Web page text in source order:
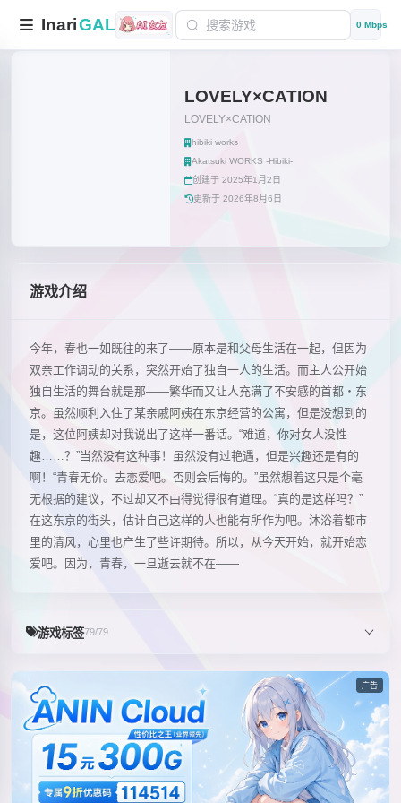
InariGAL 0 Mbps
LOVELY×CATION
LOVELY×CATION
hibiki works
Akatsuki WORKS -Hibiki-
创建于 2025年1月2日
更新于 2026年8月6日
游戏介绍
今年，春也一如既往的来了――原本是和父母生活在一起，但因为
双亲工作调动的关系，突然开始了独自一人的生活。而主人公开始
独自生活的舞台就是那――繁华而又让人充满了不安感的首都・东
京。虽然顺利入住了某亲戚阿姨在东京经营的公寓，但是没想到的
是，这位阿姨却对我说出了这样一番话。“难道，你对女人没性
趣……？”当然没有这种事！虽然没有过艳遇，但是兴趣还是有的
啊！“青春无价。去恋爱吧。否则会后悔的。”虽然想着这只是个毫
无根据的建议，不过却又不由得觉得很有道理。“真的是这样吗？”
在这东京的街头，估计自己这样的人也能有所作为吧。沐浴着都市
里的清风，心里也产生了些许期待。所以，从今天开始，就开始恋
爱吧。因为，青春，一旦逝去就不在――
游戏标签79/79
广告